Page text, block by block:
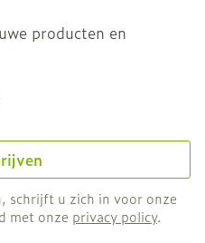
producten en
schrijft u zich in voor onze
met onze privacy policy.